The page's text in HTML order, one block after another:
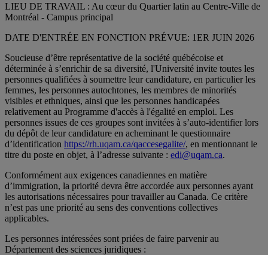
LIEU DE TRAVAIL : Au cœur du Quartier latin au Centre-Ville de
Montréal - Campus principal
DATE D'ENTRÉE EN FONCTION PRÉVUE: 1ER JUIN 2026
Soucieuse d’être représentative de la société québécoise et
déterminée à s’enrichir de sa diversité, l'Université invite toutes les
personnes qualifiées à soumettre leur candidature, en particulier les
femmes, les personnes autochtones, les membres de minorités
visibles et ethniques, ainsi que les personnes handicapées
relativement au Programme d'accès à l'égalité en emploi. Les
personnes issues de ces groupes sont invitées à s’auto-identifier lors
du dépôt de leur candidature en acheminant le questionnaire
d’identification https://rh.uqam.ca/qaccesegalite/, en mentionnant le
titre du poste en objet, à l’adresse suivante : edi@uqam.ca.
Conformément aux exigences canadiennes en matière
d’immigration, la priorité devra être accordée aux personnes ayant
les autorisations nécessaires pour travailler au Canada. Ce critère
n’est pas une priorité au sens des conventions collectives
applicables.
Les personnes intéressées sont priées de faire parvenir au
Département des sciences juridiques :